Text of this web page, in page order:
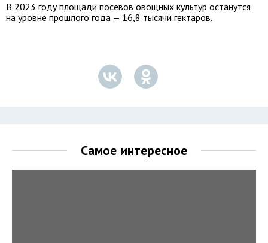
В 2023 году площади посевов овощных культур останутся
на уровне прошлого года — 16,8 тысячи гектаров.
Самое интересное